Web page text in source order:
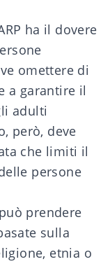
ha il dovere
omettere di
a garantire il
adulti
però, deve
che limiti il
persone
prendere
sulla
etnia o